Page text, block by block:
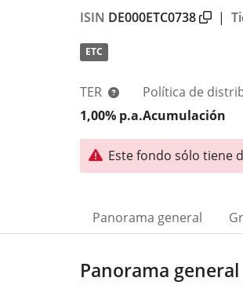
ISIN DE000ETC0738 |
ETC
TER
1,00% p.a.
Política de
Acumulación
Este fondo sólo tiene
Panorama general
Panorama general